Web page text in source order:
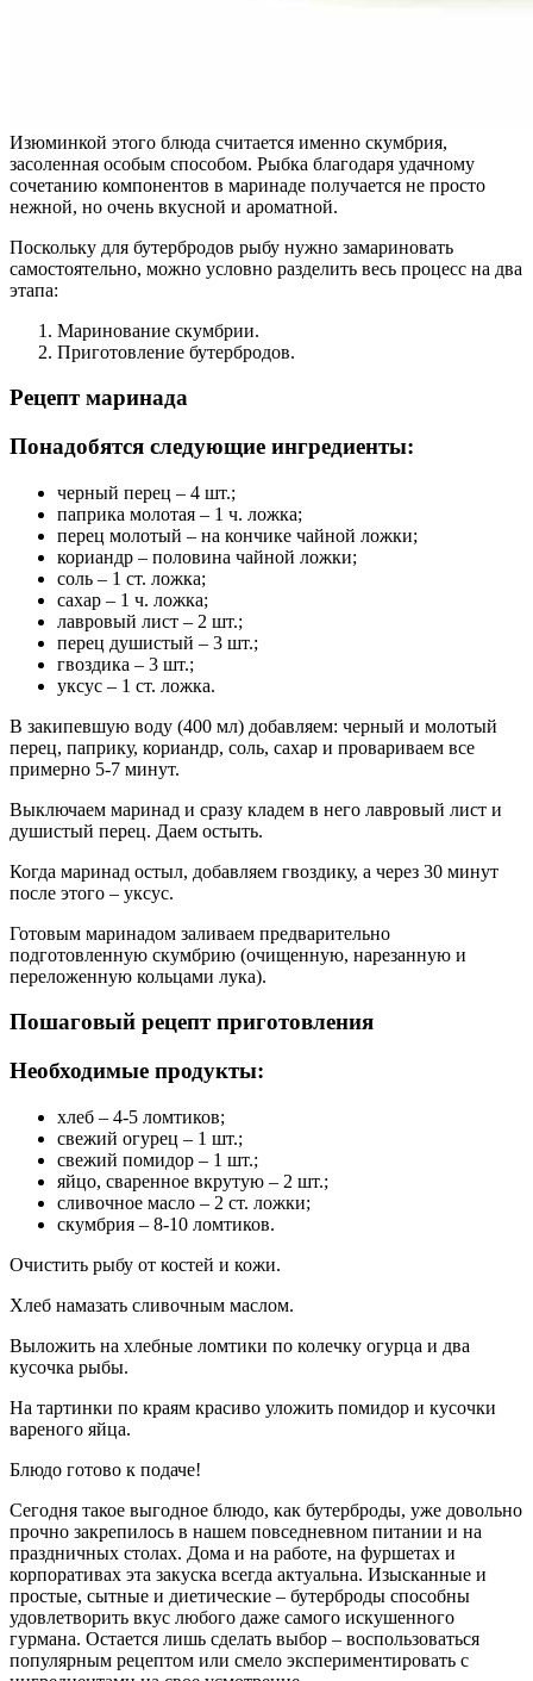
Изюминкой этого блюда считается именно скумбрия,
засоленная особым способом. Рыбка благодаря удачному
сочетанию компонентов в маринаде получается не просто
нежной, но очень вкусной и ароматной.
Поскольку для бутербродов рыбу нужно замариновать
самостоятельно, можно условно разделить весь процесс на два
этапа:
Маринование скумбрии.
Приготовление бутербродов.
Рецепт маринада
Понадобятся следующие ингредиенты:
черный перец – 4 шт.;
паприка молотая – 1 ч. ложка;
перец молотый – на кончике чайной ложки;
кориандр – половина чайной ложки;
соль – 1 ст. ложка;
сахар – 1 ч. ложка;
лавровый лист – 2 шт.;
перец душистый – 3 шт.;
гвоздика – 3 шт.;
уксус – 1 ст. ложка.
В закипевшую воду (400 мл) добавляем: черный и молотый
перец, паприку, кориандр, соль, сахар и провариваем все
примерно 5-7 минут.
Выключаем маринад и сразу кладем в него лавровый лист и
душистый перец. Даем остыть.
Когда маринад остыл, добавляем гвоздику, а через 30 минут
после этого – уксус.
Готовым маринадом заливаем предварительно
подготовленную скумбрию (очищенную, нарезанную и
переложенную кольцами лука).
Пошаговый рецепт приготовления
Необходимые продукты:
хлеб – 4-5 ломтиков;
свежий огурец – 1 шт.;
свежий помидор – 1 шт.;
яйцо, сваренное вкрутую – 2 шт.;
сливочное масло – 2 ст. ложки;
скумбрия – 8-10 ломтиков.
Очистить рыбу от костей и кожи.
Хлеб намазать сливочным маслом.
Выложить на хлебные ломтики по колечку огурца и два
кусочка рыбы.
На тартинки по краям красиво уложить помидор и кусочки
вареного яйца.
Блюдо готово к подаче!
Сегодня такое выгодное блюдо, как бутерброды, уже довольно
прочно закрепилось в нашем повседневном питании и на
праздничных столах. Дома и на работе, на фуршетах и
корпоративах эта закуска всегда актуальна. Изысканные и
простые, сытные и диетические – бутерброды способны
удовлетворить вкус любого даже самого искушенного
гурмана. Остается лишь сделать выбор – воспользоваться
популярным рецептом или смело экспериментировать с